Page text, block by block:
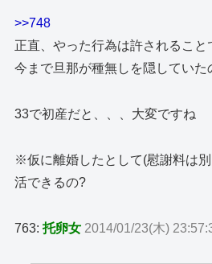
>>748
正直、やった行為は許されること
今まで旦那が種無しを隠していた
33で初産だと、、、大変ですね
※仮に離婚したとして(慰謝料は
活できるの?
763:托卵女 2014/01/23(木)